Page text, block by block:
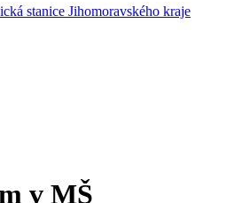
stanice Jihomoravského kraje
v MŠ